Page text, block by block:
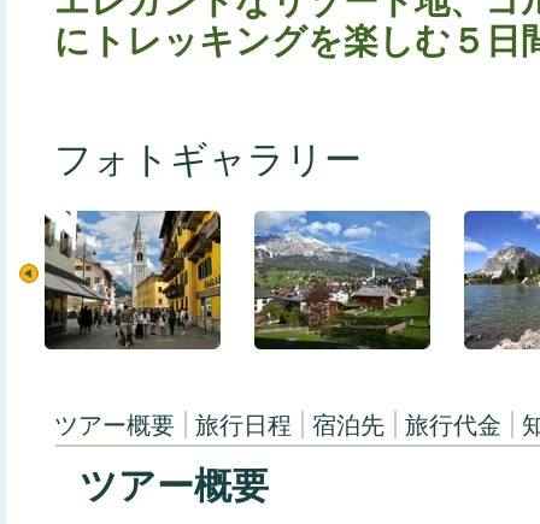
にトレッキングを楽しむ５日
フォトギャラリー
ツアー概要 旅行日程 宿泊先 旅行代金
ツアー概要